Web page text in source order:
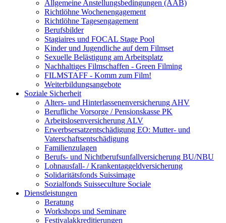
Allgemeine Anstellungsbedingungen (AAB)
Richtlöhne Wochenengagement
Richtlöhne Tagesengagement
Berufsbilder
Stagiaires und FOCAL Stage Pool
Kinder und Jugendliche auf dem Filmset
Sexuelle Belästigung am Arbeitsplatz
Nachhaltiges Filmschaffen - Green Filming
FILMSTAFF - Komm zum Film!
Weiterbildungsangebote
Soziale Sicherheit
Alters- und Hinterlassenenversicherung AHV
Berufliche Vorsorge / Pensionskasse PK
Arbeitslosenversicherung ALV
Erwerbsersatzentschädigung EO: Mutter- und
Vaterschaftsentschädigung
Familienzulagen
Berufs- und Nichtberufsunfallversicherung BU/NBU
Lohnausfall- / Krankentaggeldversicherung
Solidaritätsfonds Suissimage
Sozialfonds Suisseculture Sociale
Dienstleistungen
Beratung
Workshops und Seminare
Festivalakkreditierungen